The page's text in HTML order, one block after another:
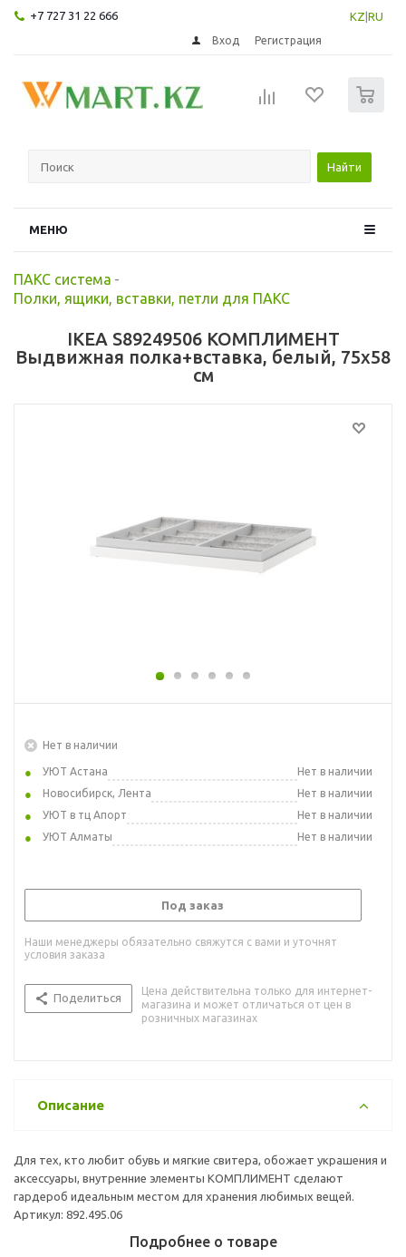
+7 727 31 22 666 KZ RU
Вход Регистрация
Найти
МЕНЮ
ПАКС система -
Полки, ящики, вставки, петли для ПАКС
IKEA S89249506 КОМПЛИМЕНТ
Выдвижная полка+вставка, белый, 75x58
см
Нет в наличии
УЮТ Астана
Нет в наличии
Новосибирск, Лента
Нет в наличии
УЮТ в тц Апорт
Нет в наличии
УЮТ Алматы
Нет в наличии
Под заказ
Наши менеджеры обязательно свяжутся с вами и уточнят
условия заказа
Поделиться
Цена действительна только для интернет-
магазина и может отличаться от цен в
розничных магазинах
Описание
Для тех, кто любит обувь и мягкие свитера, обожает украшения и
аксессуары, внутренние элементы КОМПЛИМЕНТ сделают
гардероб идеальным местом для хранения любимых вещей.
Артикул: 892.495.06
Подробнее о товаре